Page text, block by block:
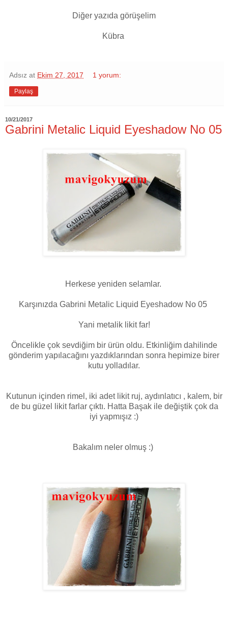
Diğer yazıda görüşelim
Kübra
Adsız at Ekim 27, 2017 1 yorum:
Paylaş
10/21/2017
Gabrini Metalic Liquid Eyeshadow No 05
Herkese yeniden selamlar.
Karşınızda Gabrini Metalic Liquid Eyeshadow No 05
Yani metalik likit far!
Öncelikle çok sevdiğim bir ürün oldu. Etkinliğim dahilinde
gönderim yapılacağını yazdıklarından sonra hepimize birer
kutu yolladılar.
Kutunun içinden rimel, iki adet likit ruj, aydınlatıcı , kalem, bir
de bu güzel likit farlar çıktı. Hatta Başak ile değiştik çok da
iyi yapmışız :)
Bakalım neler olmuş :)